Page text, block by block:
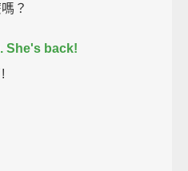
？
She's back!